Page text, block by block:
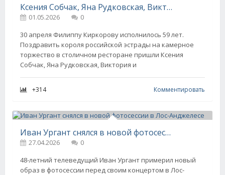
Ксения Собчак, Яна Рудковская, Виктория Шелягова и Ани Лорак отметили день рождения Филиппа Киркорова
01.05.2026
0
30 апреля Филиппу Киркорову исполнилось 59 лет.
Поздравить короля российской эстрады на камерное
торжество в столичном ресторане пришли Ксения
Собчак, Яна Рудковская, Виктория и
+314 Комментировать
Иван Ургант снялся в новой фотосессии в Лос-Анджелесе
27.04.2026
0
48-летний телеведущий Иван Ургант примерил новый
образ в фотосессии перед своим концертом в Лос-